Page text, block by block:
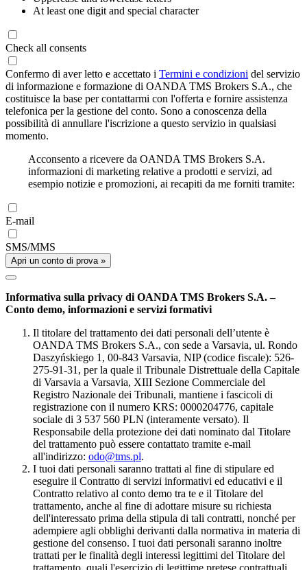
At least one digit and special character
Check all consents
Confermo di aver letto e accettato i Termini e condizioni del servizio
di informazione e formazione di OANDA TMS Brokers S.A., che
costituisce la base per contattarmi con l'offerta e fornire assistenza
telefonica per la gestione del conto. Sono a conoscenza della
possibilità di annullare l'iscrizione a questo servizio in qualsiasi
momento.
Acconsento a ricevere da OANDA TMS Brokers S.A.
informazioni di marketing relative a prodotti e servizi, ad
esempio notizie e promozioni, ai recapiti da me forniti tramite:
E-mail
SMS/MMS
Apri un conto di prova »
Informativa sulla privacy di OANDA TMS Brokers S.A. –
Conto demo, informazioni e servizi formativi
Il titolare del trattamento dei dati personali dell’utente è
OANDA TMS Brokers S.A., con sede a Varsavia, ul. Rondo
Daszyńskiego 1, 00-843 Varsavia, NIP (codice fiscale): 526-
275-91-31, per la quale il Tribunale Distrettuale della Capitale
di Varsavia a Varsavia, XIII Sezione Commerciale del
Registro Nazionale dei Tribunali, mantiene i fascicoli di
registrazione con il numero KRS: 0000204776, capitale
sociale di 3 537 560 PLN (interamente versato). Il
Responsabile della protezione dei dati nominato dal Titolare
del trattamento può essere contattato tramite e-mail
all'indirizzo: odo@tms.pl.
I tuoi dati personali saranno trattati al fine di stipulare ed
eseguire il Contratto di servizi informativi ed educativi e il
Contratto relativo al conto demo tra te e il Titolare del
trattamento, anche al fine di adottare misure su richiesta
dell'interessato prima della stipula di tali contratti, nonché per
adempiere agli obblighi derivanti dalla normativa in materia di
gestione del consenso. I tuoi dati personali saranno inoltre
trattati per le finalità degli interessi legittimi del Titolare del
trattamento, quali l'esercizio di legittime pretese contrattuali